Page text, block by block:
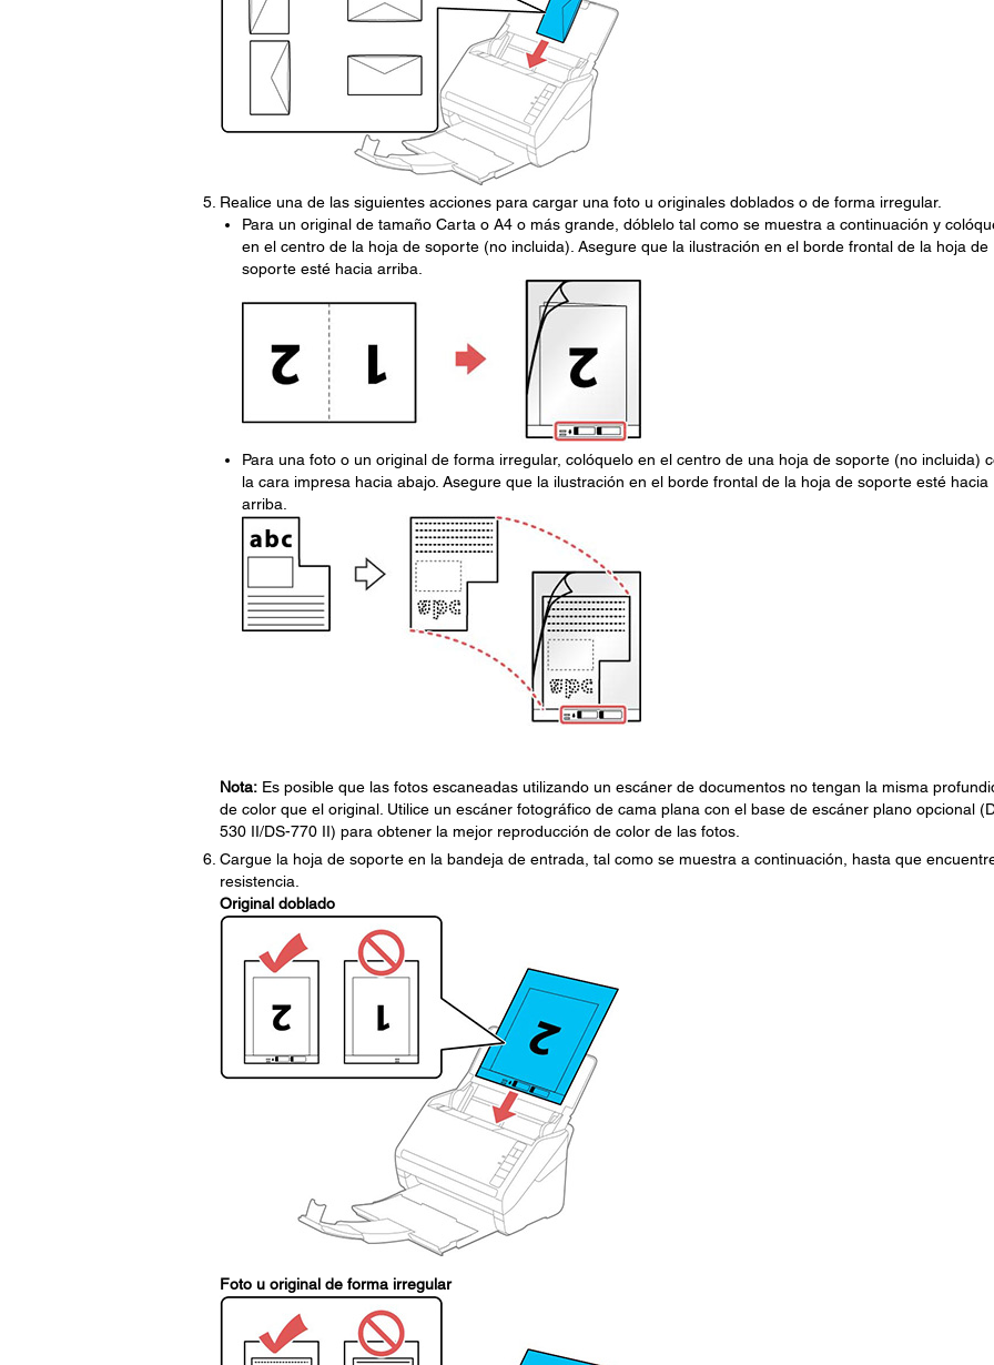
Realice una de las siguientes acciones para cargar una foto u originales doblados o de forma irregular.
Para un original de tamaño Carta o A4 o más grande, dóblelo tal como se muestra a continuación y
en el centro de la hoja de soporte (no incluida). Asegure que la ilustración en el borde frontal de la hoja de
soporte esté hacia arriba.
Para una foto o un original de forma irregular, colóquelo en el centro de una hoja de soporte (no incluida)
la cara impresa hacia abajo. Asegure que la ilustración en el borde frontal de la hoja de soporte esté hacia
arriba.
Nota:Es posible que las fotos escaneadas utilizando un escáner de documentos no tengan la misma
de color que el original. Utilice un escáner fotográfico de cama plana con el base de escáner plano opcional
530 II/DS-770 II) para obtener la mejor reproducción de color de las fotos.
Cargue la hoja de soporte en la bandeja de entrada, tal como se muestra a continuación, hasta que
resistencia.
Original doblado
Foto u original de forma irregular